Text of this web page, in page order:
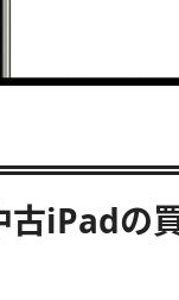
古iPadの